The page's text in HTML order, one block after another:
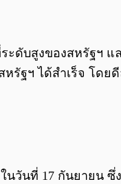
ดับสูงของสหรัฐฯ แ
รัฐฯ ได้สำเร็จ โด
นวันที่ 17 กันยายน